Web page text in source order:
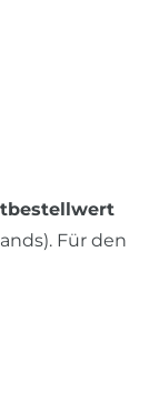
Für den